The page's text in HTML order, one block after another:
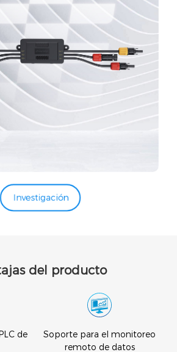
Investigación
del producto
de
Soporte para el monitoreo
remoto de datos